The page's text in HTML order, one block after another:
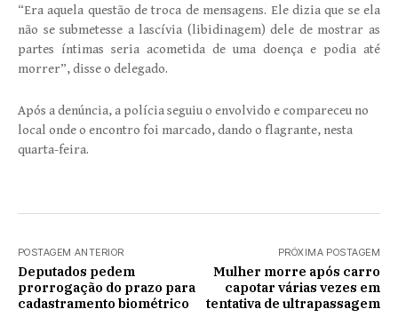
“Era aquela questão de troca de mensagens. Ele dizia que se ela
não se submetesse a lascívia (libidinagem) dele de mostrar as
partes íntimas seria acometida de uma doença e podia até
morrer”, disse o delegado.
Após a denúncia, a polícia seguiu o envolvido e compareceu no
local onde o encontro foi marcado, dando o flagrante, nesta
quarta-feira.
POSTAGEM ANTERIOR
Deputados pedem
prorrogação do prazo para
cadastramento biométrico
PRÓXIMA POSTAGEM
Mulher morre após carro
capotar várias vezes em
tentativa de ultrapassagem